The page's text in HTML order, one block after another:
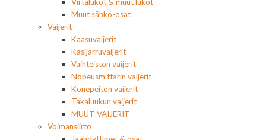
Virtalukot & muut lukot
Muut sähkö-osat
Vaijerit
Kaasuvaijerit
Käsijarruvaijerit
Vaihteiston vaijerit
Nopeusmittarin vaijerit
Konepeiton vaijerit
Takaluukun vaijerit
MUUT VAIJERIT
Voimansiirto